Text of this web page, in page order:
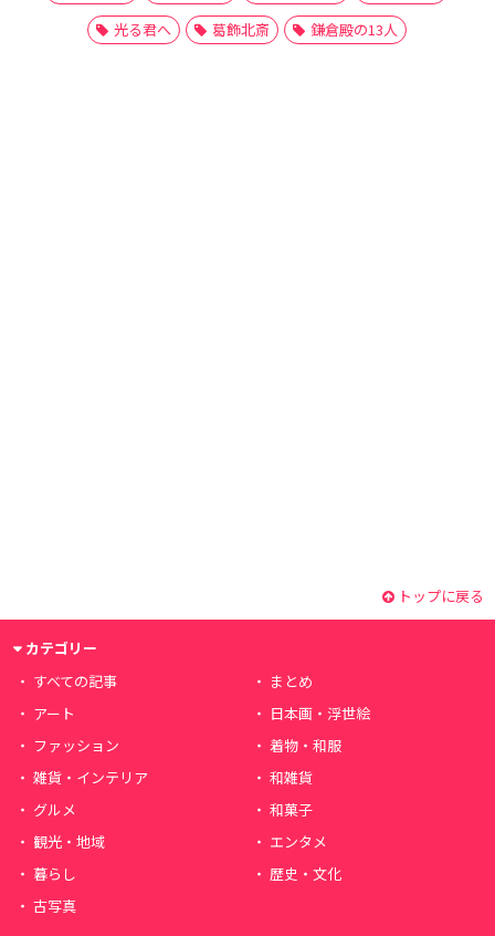
光る君へ
葛飾北斎 鎌倉殿の13人
トップに戻る
カテゴリー
すべての記事
まとめ
アート
日本画・浮世絵
ファッション
着物・和服
雑貨・インテリア
和雑貨
グルメ
和菓子
観光・地域
エンタメ
暮らし
歴史・文化
古写真